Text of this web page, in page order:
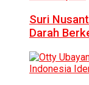
Suri
Darah